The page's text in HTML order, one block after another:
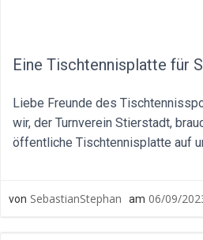
Eine Tischtennisplatte für
Liebe Freunde des
wir, der Turnverein Stierstadt,
öffentliche Tischtennisplatte auf
von SebastianStephan am 06/09/